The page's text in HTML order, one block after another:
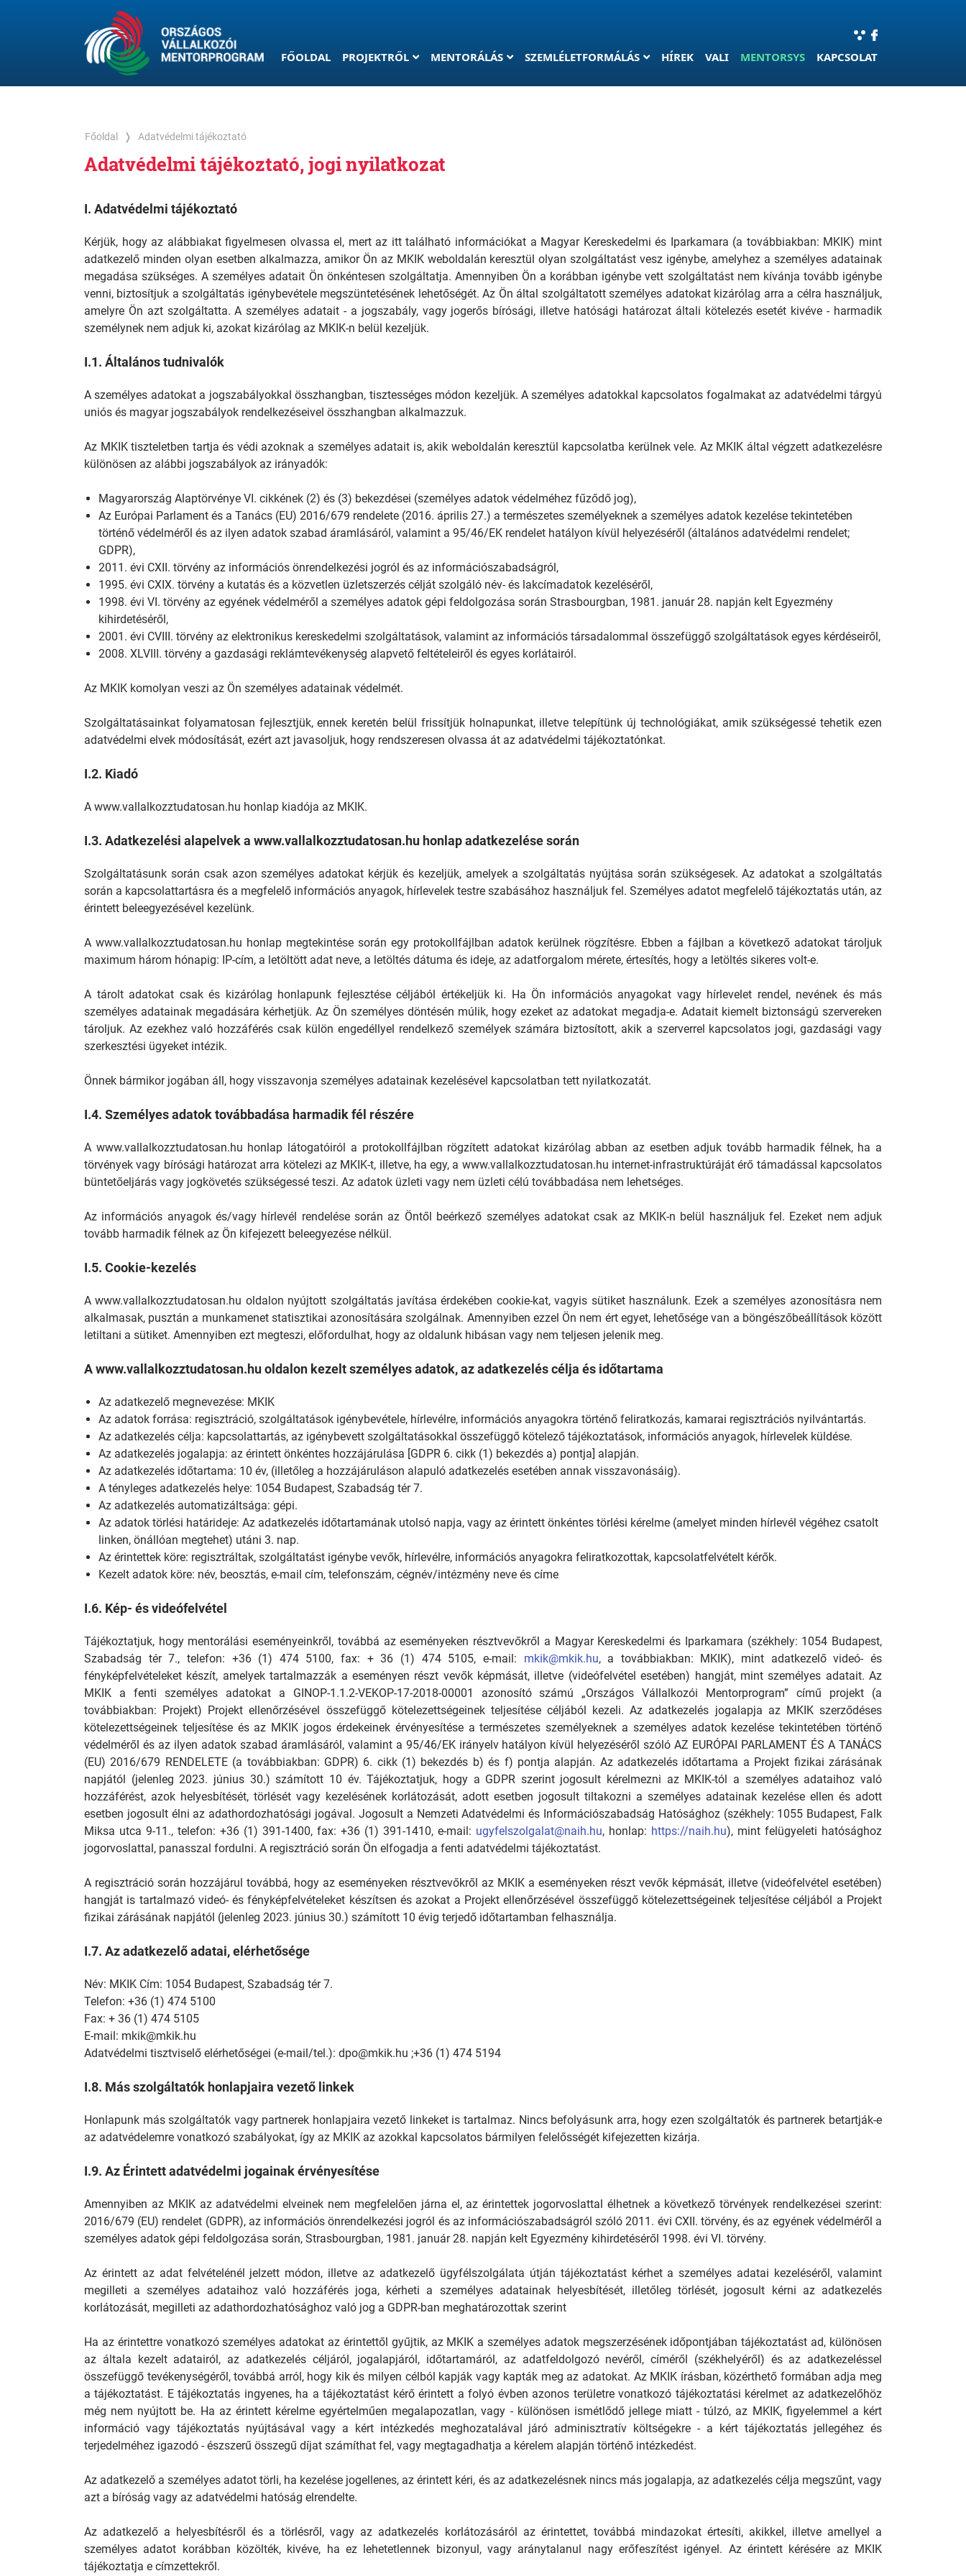
FŐOLDAL (current)
PROJEKTRŐL MENTORÁLÁS SZEMLÉLETFORMÁLÁS HÍREK VALI MENTORSYS KAPCSOLAT
Főoldal Adatvédelmi tájékoztató
Adatvédelmi tájékoztató, jogi nyilatkozat
I. Adatvédelmi tájékoztató
Kérjük, hogy az alábbiakat figyelmesen olvassa el, mert az itt található információkat a Magyar Kereskedelmi és Iparkamara (a továbbiakban: MKIK) mint
adatkezelő minden olyan esetben alkalmazza, amikor Ön az MKIK weboldalán keresztül olyan szolgáltatást vesz igénybe, amelyhez a személyes adatainak
megadása szükséges. A személyes adatait Ön önkéntesen szolgáltatja. Amennyiben Ön a korábban igénybe vett szolgáltatást nem kívánja tovább igénybe
venni, biztosítjuk a szolgáltatás igénybevétele megszüntetésének lehetőségét. Az Ön által szolgáltatott személyes adatokat kizárólag arra a célra használjuk,
amelyre Ön azt szolgáltatta. A személyes adatait - a jogszabály, vagy jogerős bírósági, illetve hatósági határozat általi kötelezés esetét kivéve - harmadik
személynek nem adjuk ki, azokat kizárólag az MKIK-n belül kezeljük.
I.1. Általános tudnivalók
A személyes adatokat a jogszabályokkal összhangban, tisztességes módon kezeljük. A személyes adatokkal kapcsolatos fogalmakat az adatvédelmi tárgyú
uniós és magyar jogszabályok rendelkezéseivel összhangban alkalmazzuk.
Az MKIK tiszteletben tartja és védi azoknak a személyes adatait is, akik weboldalán keresztül kapcsolatba kerülnek vele. Az MKIK által végzett adatkezelésre
különösen az alábbi jogszabályok az irányadók:
Magyarország Alaptörvénye VI. cikkének (2) és (3) bekezdései (személyes adatok védelméhez fűződő jog),
Az Európai Parlament és a Tanács (EU) 2016/679 rendelete (2016. április 27.) a természetes személyeknek a személyes adatok kezelése tekintetében
történő védelméről és az ilyen adatok szabad áramlásáról, valamint a 95/46/EK rendelet hatályon kívül helyezéséről (általános adatvédelmi rendelet;
GDPR),
2011. évi CXII. törvény az információs önrendelkezési jogról és az információszabadságról,
1995. évi CXIX. törvény a kutatás és a közvetlen üzletszerzés célját szolgáló név- és lakcímadatok kezeléséről,
1998. évi VI. törvény az egyének védelméről a személyes adatok gépi feldolgozása során Strasbourgban, 1981. január 28. napján kelt Egyezmény
kihirdetéséről,
2001. évi CVIII. törvény az elektronikus kereskedelmi szolgáltatások, valamint az információs társadalommal összefüggő szolgáltatások egyes kérdéseiről,
2008. XLVIII. törvény a gazdasági reklámtevékenység alapvető feltételeiről és egyes korlátairól.
Az MKIK komolyan veszi az Ön személyes adatainak védelmét.
Szolgáltatásainkat folyamatosan fejlesztjük, ennek keretén belül frissítjük holnapunkat, illetve telepítünk új technológiákat, amik szükségessé tehetik ezen
adatvédelmi elvek módosítását, ezért azt javasoljuk, hogy rendszeresen olvassa át az adatvédelmi tájékoztatónkat.
I.2. Kiadó
A www.vallalkozztudatosan.hu honlap kiadója az MKIK.
I.3. Adatkezelési alapelvek a www.vallalkozztudatosan.hu honlap adatkezelése során
Szolgáltatásunk során csak azon személyes adatokat kérjük és kezeljük, amelyek a szolgáltatás nyújtása során szükségesek. Az adatokat a szolgáltatás
során a kapcsolattartásra és a megfelelő információs anyagok, hírlevelek testre szabásához használjuk fel. Személyes adatot megfelelő tájékoztatás után, az
érintett beleegyezésével kezelünk.
A www.vallalkozztudatosan.hu honlap megtekintése során egy protokollfájlban adatok kerülnek rögzítésre. Ebben a fájlban a következő adatokat tároljuk
maximum három hónapig: IP-cím, a letöltött adat neve, a letöltés dátuma és ideje, az adatforgalom mérete, értesítés, hogy a letöltés sikeres volt-e.
A tárolt adatokat csak és kizárólag honlapunk fejlesztése céljából értékeljük ki. Ha Ön információs anyagokat vagy hírlevelet rendel, nevének és más
személyes adatainak megadására kérhetjük. Az Ön személyes döntésén múlik, hogy ezeket az adatokat megadja-e. Adatait kiemelt biztonságú szervereken
tároljuk. Az ezekhez való hozzáférés csak külön engedéllyel rendelkező személyek számára biztosított, akik a szerverrel kapcsolatos jogi, gazdasági vagy
szerkesztési ügyeket intézik.
Önnek bármikor jogában áll, hogy visszavonja személyes adatainak kezelésével kapcsolatban tett nyilatkozatát.
I.4. Személyes adatok továbbadása harmadik fél részére
A www.vallalkozztudatosan.hu honlap látogatóiról a protokollfájlban rögzített adatokat kizárólag abban az esetben adjuk tovább harmadik félnek, ha a
törvények vagy bírósági határozat arra kötelezi az MKIK-t, illetve, ha egy, a www.vallalkozztudatosan.hu internet-infrastruktúráját érő támadással kapcsolatos
büntetőeljárás vagy jogkövetés szükségessé teszi. Az adatok üzleti vagy nem üzleti célú továbbadása nem lehetséges.
Az információs anyagok és/vagy hírlevél rendelése során az Öntől beérkező személyes adatokat csak az MKIK-n belül használjuk fel. Ezeket nem adjuk
tovább harmadik félnek az Ön kifejezett beleegyezése nélkül.
I.5. Cookie-kezelés
A www.vallalkozztudatosan.hu oldalon nyújtott szolgáltatás javítása érdekében cookie-kat, vagyis sütiket használunk. Ezek a személyes azonosításra nem
alkalmasak, pusztán a munkamenet statisztikai azonosítására szolgálnak. Amennyiben ezzel Ön nem ért egyet, lehetősége van a böngészőbeállítások között
letiltani a sütiket. Amennyiben ezt megteszi, előfordulhat, hogy az oldalunk hibásan vagy nem teljesen jelenik meg.
A www.vallalkozztudatosan.hu oldalon kezelt személyes adatok, az adatkezelés célja és időtartama
Az adatkezelő megnevezése: MKIK
Az adatok forrása: regisztráció, szolgáltatások igénybevétele, hírlevélre, információs anyagokra történő feliratkozás, kamarai regisztrációs nyilvántartás.
Az adatkezelés célja: kapcsolattartás, az igénybevett szolgáltatásokkal összefüggő kötelező tájékoztatások, információs anyagok, hírlevelek küldése.
Az adatkezelés jogalapja: az érintett önkéntes hozzájárulása [GDPR 6. cikk (1) bekezdés a) pontja] alapján.
Az adatkezelés időtartama: 10 év, (illetőleg a hozzájáruláson alapuló adatkezelés esetében annak visszavonásáig).
A tényleges adatkezelés helye: 1054 Budapest, Szabadság tér 7.
Az adatkezelés automatizáltsága: gépi.
Az adatok törlési határideje: Az adatkezelés időtartamának utolsó napja, vagy az érintett önkéntes törlési kérelme (amelyet minden hírlevél végéhez csatolt
linken, önállóan megtehet) utáni 3. nap.
Az érintettek köre: regisztráltak, szolgáltatást igénybe vevők, hírlevélre, információs anyagokra feliratkozottak, kapcsolatfelvételt kérők.
Kezelt adatok köre: név, beosztás, e-mail cím, telefonszám, cégnév/intézmény neve és címe
I.6. Kép- és videófelvétel
Tájékoztatjuk, hogy mentorálási eseményeinkről, továbbá az eseményeken résztvevőkről a Magyar Kereskedelmi és Iparkamara (székhely: 1054 Budapest,
Szabadság tér 7., telefon: +36 (1) 474 5100, fax: + 36 (1) 474 5105, e-mail: mkik@mkik.hu, a továbbiakban: MKIK), mint adatkezelő videó- és
fényképfelvételeket készít, amelyek tartalmazzák a eseményen részt vevők képmását, illetve (videófelvétel esetében) hangját, mint személyes adatait. Az
MKIK a fenti személyes adatokat a GINOP-1.1.2-VEKOP-17-2018-00001 azonosító számú „Országos Vállalkozói Mentorprogram” című projekt (a
továbbiakban: Projekt) Projekt ellenőrzésével összefüggő kötelezettségeinek teljesítése céljából kezeli. Az adatkezelés jogalapja az MKIK szerződéses
kötelezettségeinek teljesítése és az MKIK jogos érdekeinek érvényesítése a természetes személyeknek a személyes adatok kezelése tekintetében történő
védelméről és az ilyen adatok szabad áramlásáról, valamint a 95/46/EK irányelv hatályon kívül helyezéséről szóló AZ EURÓPAI PARLAMENT ÉS A TANÁCS
(EU) 2016/679 RENDELETE (a továbbiakban: GDPR) 6. cikk (1) bekezdés b) és f) pontja alapján. Az adatkezelés időtartama a Projekt fizikai zárásának
napjától (jelenleg 2023. június 30.) számított 10 év. Tájékoztatjuk, hogy a GDPR szerint jogosult kérelmezni az MKIK-tól a személyes adataihoz való
hozzáférést, azok helyesbítését, törlését vagy kezelésének korlátozását, adott esetben jogosult tiltakozni a személyes adatainak kezelése ellen és adott
esetben jogosult élni az adathordozhatósági jogával. Jogosult a Nemzeti Adatvédelmi és Információszabadság Hatósághoz (székhely: 1055 Budapest, Falk
Miksa utca 9-11., telefon: +36 (1) 391-1400, fax: +36 (1) 391-1410, e-mail: ugyfelszolgalat@naih.hu, honlap: https://naih.hu), mint felügyeleti hatósághoz
jogorvoslattal, panasszal fordulni. A regisztráció során Ön elfogadja a fenti adatvédelmi tájékoztatást.
A regisztráció során hozzájárul továbbá, hogy az eseményeken résztvevőkről az MKIK a eseményeken részt vevők képmását, illetve (videófelvétel esetében)
hangját is tartalmazó videó- és fényképfelvételeket készítsen és azokat a Projekt ellenőrzésével összefüggő kötelezettségeinek teljesítése céljából a Projekt
fizikai zárásának napjától (jelenleg 2023. június 30.) számított 10 évig terjedő időtartamban felhasználja.
I.7. Az adatkezelő adatai, elérhetősége
Név: MKIK Cím: 1054 Budapest, Szabadság tér 7.
Telefon: +36 (1) 474 5100
Fax: + 36 (1) 474 5105
E-mail: mkik@mkik.hu
Adatvédelmi tisztviselő elérhetőségei (e-mail/tel.): dpo@mkik.hu ;+36 (1) 474 5194
I.8. Más szolgáltatók honlapjaira vezető linkek
Honlapunk más szolgáltatók vagy partnerek honlapjaira vezető linkeket is tartalmaz. Nincs befolyásunk arra, hogy ezen szolgáltatók és partnerek betartják-e
az adatvédelemre vonatkozó szabályokat, így az MKIK az azokkal kapcsolatos bármilyen felelősségét kifejezetten kizárja.
I.9. Az Érintett adatvédelmi jogainak érvényesítése
Amennyiben az MKIK az adatvédelmi elveinek nem megfelelően járna el, az érintettek jogorvoslattal élhetnek a következő törvények rendelkezései szerint:
2016/679 (EU) rendelet (GDPR), az információs önrendelkezési jogról és az információszabadságról szóló 2011. évi CXII. törvény, és az egyének védelméről a
személyes adatok gépi feldolgozása során, Strasbourgban, 1981. január 28. napján kelt Egyezmény kihirdetéséről 1998. évi VI. törvény.
Az érintett az adat felvételénél jelzett módon, illetve az adatkezelő ügyfélszolgálata útján tájékoztatást kérhet a személyes adatai kezeléséről, valamint
megilleti a személyes adataihoz való hozzáférés joga, kérheti a személyes adatainak helyesbítését, illetőleg törlését, jogosult kérni az adatkezelés
korlátozását, megilleti az adathordozhatósághoz való jog a GDPR-ban meghatározottak szerint
Ha az érintettre vonatkozó személyes adatokat az érintettől gyűjtik, az MKIK a személyes adatok megszerzésének időpontjában tájékoztatást ad, különösen
az általa kezelt adatairól, az adatkezelés céljáról, jogalapjáról, időtartamáról, az adatfeldolgozó nevéről, címéről (székhelyéről) és az adatkezeléssel
összefüggő tevékenységéről, továbbá arról, hogy kik és milyen célból kapják vagy kapták meg az adatokat. Az MKIK írásban, közérthető formában adja meg
a tájékoztatást. E tájékoztatás ingyenes, ha a tájékoztatást kérő érintett a folyó évben azonos területre vonatkozó tájékoztatási kérelmet az adatkezelőhöz
még nem nyújtott be. Ha az érintett kérelme egyértelműen megalapozatlan, vagy - különösen ismétlődő jellege miatt - túlzó, az MKIK, figyelemmel a kért
információ vagy tájékoztatás nyújtásával vagy a kért intézkedés meghozatalával járó adminisztratív költségekre - a kért tájékoztatás jellegéhez és
terjedelméhez igazodó - észszerű összegű díjat számíthat fel, vagy megtagadhatja a kérelem alapján történő intézkedést.
Az adatkezelő a személyes adatot törli, ha kezelése jogellenes, az érintett kéri, és az adatkezelésnek nincs más jogalapja, az adatkezelés célja megszűnt, vagy
azt a bíróság vagy az adatvédelmi hatóság elrendelte.
Az adatkezelő a helyesbítésről és a törlésről, vagy az adatkezelés korlátozásáról az érintettet, továbbá mindazokat értesíti, akikkel, illetve amellyel a
személyes adatot korábban közölték, kivéve, ha ez lehetetlennek bizonyul, vagy aránytalanul nagy erőfeszítést igényel. Az érintett kérésére az MKIK
tájékoztatja e címzettekről.